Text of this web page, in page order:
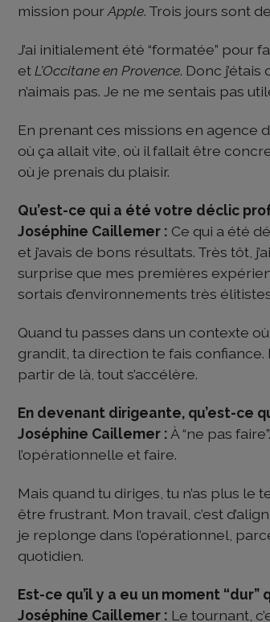
mission pourApple. Trois jours sont
J’ai initialement été “formatée” pour
etL’Occitane en Provence. Donc
n’aimais pas. Je ne me sentais pas
En prenant ces missions en agence
où ça allait vite, où il fallait être
où je prenais du plaisir.
Qu’est-ce qui a été votre déclic
Joséphine Caillemer : Ce qui a été
et j’avais de bons résultats. Très tôt,
surprise que mes premières
sortais d’environnements très
Quand tu passes dans un contexte
grandit, ta direction te fais confiance.
partir de là, tout s’accélère.
En devenant dirigeante, qu’est-ce
Joséphine Caillemer :À “ne pas
l’opérationnelle et faire.
Mais quand tu diriges, tu n’as plus le
être frustrant. Mon travail, c’est
je replonge dans l’opérationnel,
quotidien.
Est-ce qu’il y a eu un moment
Joséphine Caillemer : Le tournant,